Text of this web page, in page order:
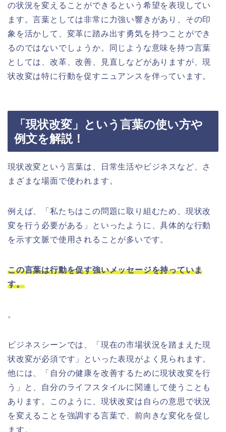
の状況を変えることができるという希望を表現してい
ます。言葉としては非常に力強い響きがあり、その印
象を活かして、変革に踏み出す勇気を持つことができ
るのではないでしょうか。同じような意味を持つ言葉
としては、改革、改善、見直しなどがありますが、現
状改変は特に行動を促すニュアンスを伴っています。
「現状改変」という言葉の使い方や
例文を解説！
現状改変という言葉は、日常生活やビジネスなど、さ
まざまな場面で使われます。
例えば、「私たちはこの問題に取り組むため、現状改
変を行う必要がある」といったように、具体的な行動
を示す文脈で使用されることが多いです。
この言葉は行動を促す強いメッセージを持っていま
す。
。
ビジネスシーンでは、「現在の市場状況を踏まえた現
状改変が必須です」といった表現がよく見られます。
他には、「自分の健康を改善するために現状改変を行
う」と、自分のライフスタイルに関連して使うことも
あります。このように、現状改変は自らの意思で状況
を変えることを強調する言葉で、前向きな変化を促し
ます。